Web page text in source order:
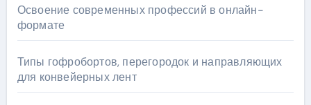
Освоение современных профессий в онлайн-
формате
Типы гофробортов, перегородок и направляющих
для конвейерных лент